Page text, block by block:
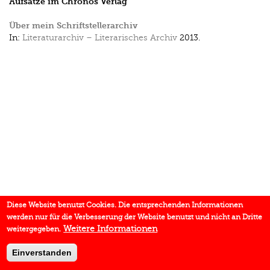
Über mein Schriftstellerarchiv
In: Literaturarchiv – Literarisches Archiv 2013.
Diese Website benutzt Cookies. Die entsprechenden Informationen
werden nur für die Verbesserung der Website benutzt und nicht an Dritte
weitergegeben. Weitere Informationen
Einverstanden